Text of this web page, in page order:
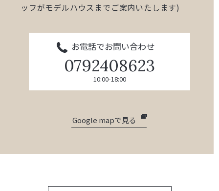
ッフがモデルハウスまでご案内いたします)
お電話でお問い合わせ
0792408623
10:00-18:00
Google mapで見る